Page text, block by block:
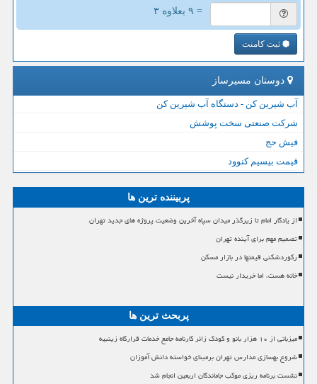
= ۹ بعلاوه ۳
ثبت کامنت
دوستان مسیرساز
آب شیرین کن - دستگاه آب شیرین کن
شرکت صنعتی سخت پوشش
فیش حج
قیمت بیسیم کنوود
پربیننده ترین ها
از یادگار امام تا زیرگذر میدان سپاه آخرین وضعیت پروژه های جدید تهران
تصمیم مهم برای آینده تهران
رکوردشکنی قیمتها در بازار مسکن
خانه هست، اما خریدار نیست
پربحث ترین ها
میزبانی از ۱۰ هزار بانو و کودک زائر کارنامه جامع خدمات قرارگاه زینبیه
شروع بهسازی مدارس تهران برمبنای خواسته دانش آموزان
نشست برنامه ریزی موکب جاماندگان اربعین انجام شد